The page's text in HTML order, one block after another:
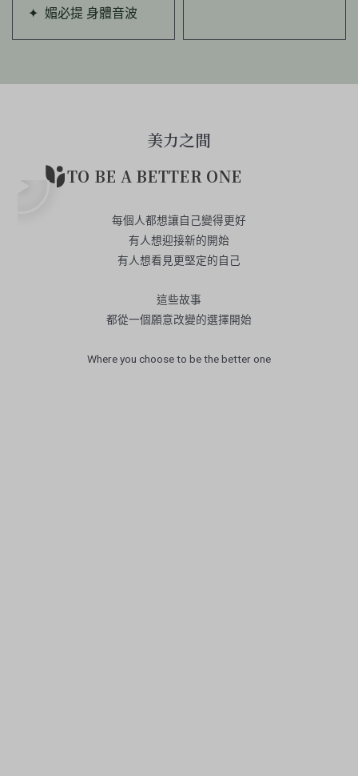
✦ 媚必提 身體音波
美力之間
TO BE A BETTER ONE
每個人都想讓自己變得更好
有人想迎接新的開始
有人想看見更堅定的自己
這些故事
都從一個願意改變的選擇開始
Where you choose to be the better one